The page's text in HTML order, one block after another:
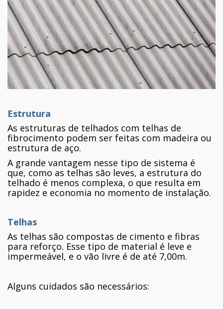
Estrutura
As estruturas de telhados com telhas de
fibrocimento podem ser feitas com madeira ou
estrutura de aço.
A grande vantagem nesse tipo de sistema é
que, como as telhas são leves, a estrutura do
telhado é menos complexa, o que resulta em
rapidez e economia no momento de instalação.
Telhas
As telhas são compostas de cimento e fibras
para reforço. Esse tipo de material é leve e
impermeável, e o vão livre é de até 7,00m.
Alguns cuidados são necessários: